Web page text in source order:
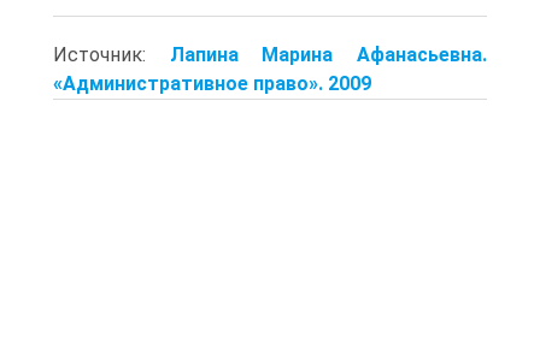
Источник: Лапина Марина Афанасьевна.
«Административное право». 2009